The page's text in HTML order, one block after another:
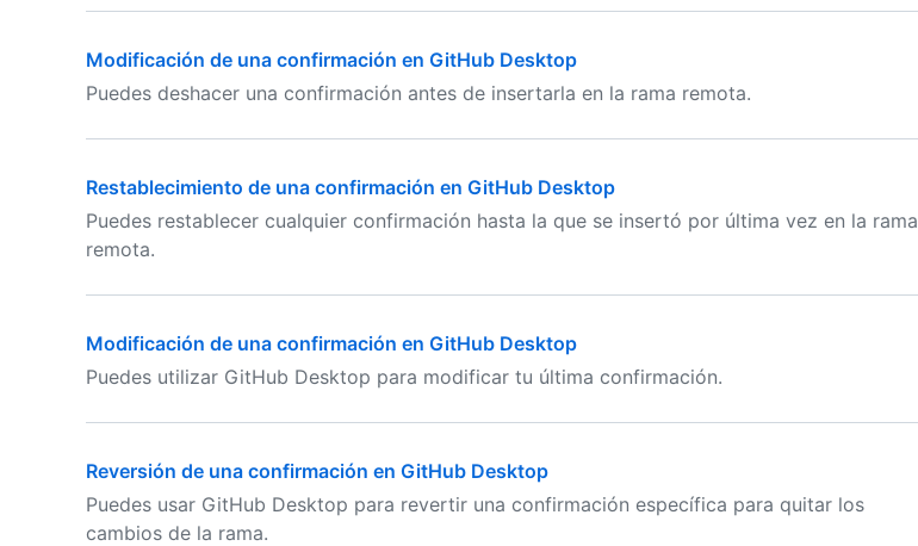
Modificación de una confirmación en GitHub Desktop
Puedes deshacer una confirmación antes de insertarla en la rama remota.
Restablecimiento de una confirmación en GitHub Desktop
Puedes restablecer cualquier confirmación hasta la que se insertó por última vez en la rama
remota.
Modificación de una confirmación en GitHub Desktop
Puedes utilizar GitHub Desktop para modificar tu última confirmación.
Reversión de una confirmación en GitHub Desktop
Puedes usar GitHub Desktop para revertir una confirmación específica para quitar los
cambios de la rama.